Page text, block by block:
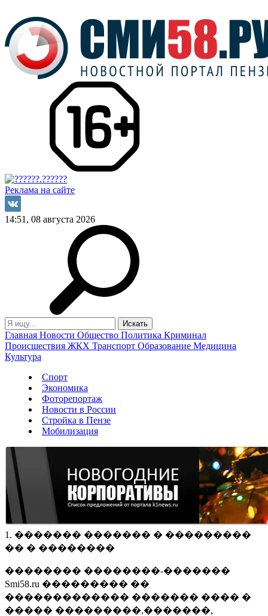
Реклама на сайте
14:51, 08 августа 2026
Главная Новости Общество Политика Криминал
Происшествия ЖКХ Транспорт Образование Медицина
Культура
Спорт
Экономика
Фоторепортаж
Новости в России
Стройка в Пензе
Мобилизация
1. ������� ������� � ���������
�� � ��������
�������� ��������-�������
Smi58.ru ��������� ��
������������� ������� ���� �
����� ���������,�������,